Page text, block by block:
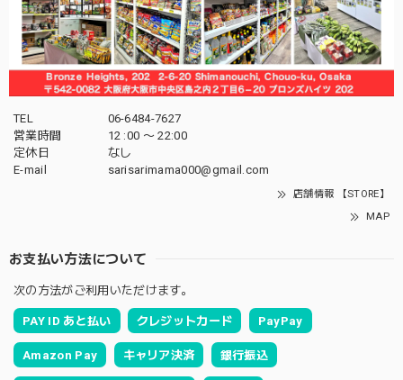
TEL
06-6484-7627
営業時間
12 :00 〜 22:00
定休日
なし
E-mail
sarisarimama000@gmail.com
店舗情報 【STORE】
MAP
お支払い方法について
次の方法がご利用いただけます。
PAY ID あと払い クレジットカード PayPay
Amazon Pay キャリア決済 銀行振込